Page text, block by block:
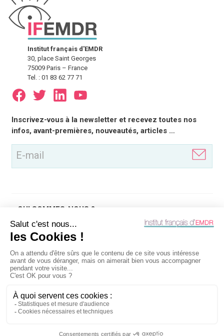
Institut français d'EMDR
30, place Saint Georges
75009 Paris – France
Tel. : 01 83 62 77 71
E-
mail
(Nécessaire)
Inscrivez-vous à la newsletter et recevez toutes nos
infos, avant-premières, nouveautés, articles …
QUI SOMMES-NOUS ?
QU'EST-CE QUE